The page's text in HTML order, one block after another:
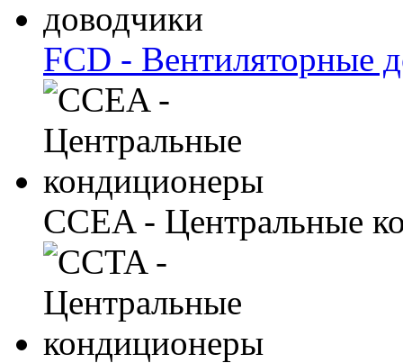
FCD - Вентиляторные
CCEA - Центральные